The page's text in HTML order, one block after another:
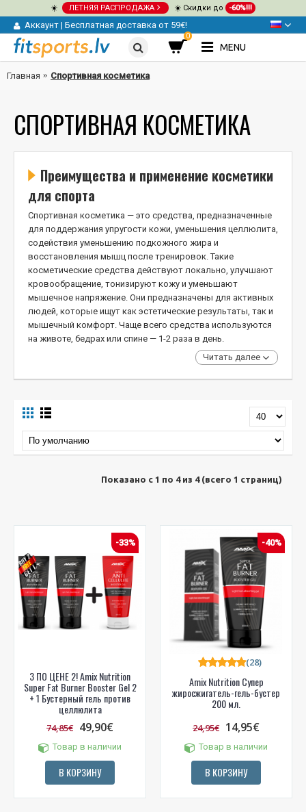
☀️ ЛЕТНЯЯ РАСПРОДАЖА ☀️ Скидки до -60%!!!
Аккаунт | Бесплатная доставка от 59€!
0
MENU
Главная Спортивная косметика
СПОРТИВНАЯ КОСМЕТИКА
Преимущества и применение косметики
для спорта
Спортивная косметика — это средства, предназначенные
для поддержания упругости кожи, уменьшения целлюлита,
содействия уменьшению подкожного жира и
восстановления мышц после тренировок. Такие
косметические средства действуют локально, улучшают
кровообращение, тонизируют кожу и уменьшают
мышечное напряжение. Они предназначены для активных
людей, которые ищут как эстетические результаты, так и
мышечный комфорт. Чаще всего средства используются
на животе, бедрах или спине — 1-2 раза в день.
Читать далее
Показано с 1 по 4 из 4 (всего 1 страниц)
-33%
3 ПО ЦЕНЕ 2! Amix Nutrition
Super Fat Burner Booster Gel 2
+ 1 Бустерный гель против
целлюлита
74,85€ 49,90€
Товар в наличии
В КОРЗИНУ
-40%
Amix Nutrition Супер
жиросжигатель-гель-бустер
200 мл.
(28)
24,95€ 14,95€
Товар в наличии
В КОРЗИНУ